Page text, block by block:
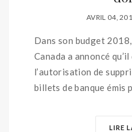
AVRIL 04,
Dans son budget
Canada a annoncé
l’autorisation de
billets de banque émis
LIRE